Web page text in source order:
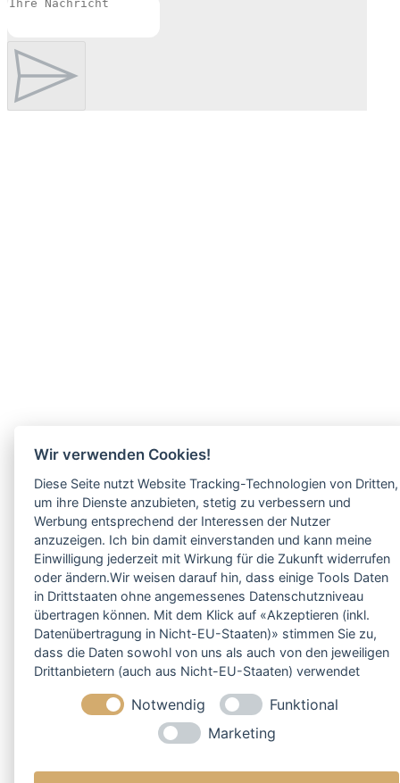
Wir verwenden Cookies!
Diese Seite nutzt Website Tracking-Technologien von Dritten,
um ihre Dienste anzubieten, stetig zu verbessern und
Werbung entsprechend der Interessen der Nutzer
anzuzeigen. Ich bin damit einverstanden und kann meine
Einwilligung jederzeit mit Wirkung für die Zukunft widerrufen
oder ändern.Wir weisen darauf hin, dass einige Tools Daten
in Drittstaaten ohne angemessenes Datenschutzniveau
übertragen können. Mit dem Klick auf «Akzeptieren (inkl.
Datenübertragung in Nicht-EU-Staaten)» stimmen Sie zu,
dass die Daten sowohl von uns als auch von den jeweiligen
Drittanbietern (auch aus Nicht-EU-Staaten) verwendet
selbstverständlich jederzeit ändern.
Notwendig
Funktional
Marketing